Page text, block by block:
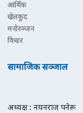
आर्थिक
खेलकुद
मनोरञ्जन
विचार
सामाजिक सञ्जाल
अध्यक्ष : नयनराज पनेरू